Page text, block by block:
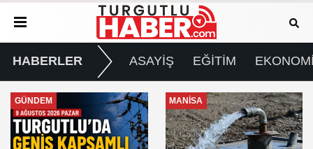
HABERLER ASAYİŞ EĞİTİM
MANİSA GÜNDEM